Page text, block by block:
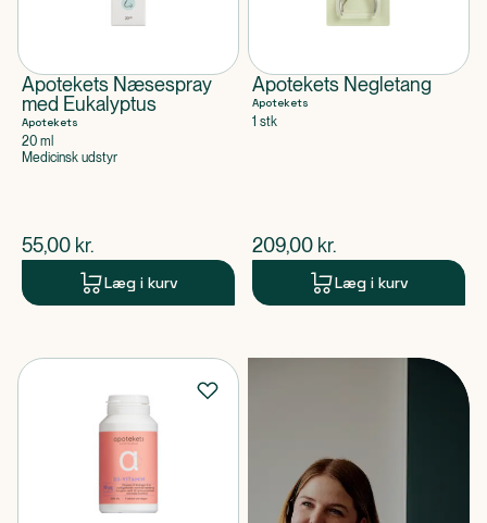
Apotekets Næsespray
med Eukalyptus
Apotekets
20 ml
Medicinsk udstyr
$nuværende pris
55,00 kr.
Læg i kurv
Apotekets Negletang
Apotekets
1 stk
$nuværende pris
209,00 kr.
Læg i kurv